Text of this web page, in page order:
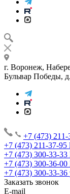
г. Воронеж,
Бульвар Победы,
+7 (473) 211-
+7 (473) 211-37-95
+7 (473) 300-33-33
+7 (473) 300-36-00
+7 (473) 300-33-36
Заказать звонок
E-mail